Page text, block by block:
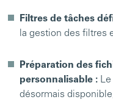
Filtres de tâches
la gestion des filtres
Préparation des
personnalisable :
désormais